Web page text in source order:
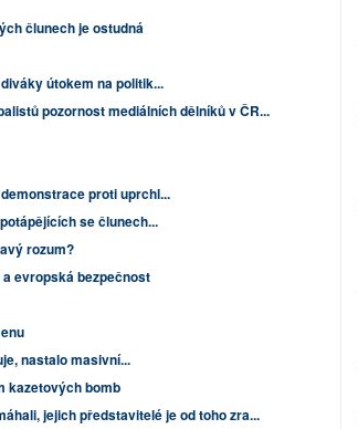
člunech je ostudná
útokem na politik...
pozornost mediálních dělníků v ČR...
proti uprchl...
se člunech...
rozum?
evropská bezpečnost
nastalo masivní...
kazetových bomb
jejich představitelé je od toho zra...